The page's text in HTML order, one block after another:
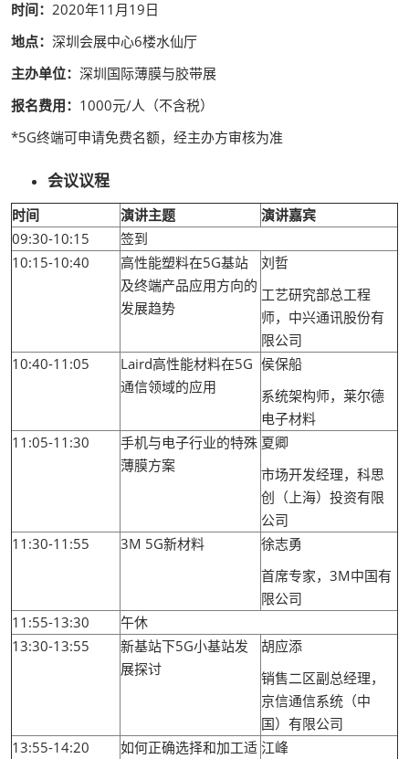
时间： 2020年11月19日
地点： 深圳会展中心6楼水仙厅
主办单位： 深圳国际薄膜与胶带展
报名费用： 1000元/人（不含税）
*5G终端可申请免费名额，经主办方审核为准
会议议程
时间 演讲主题
演讲嘉宾
09:30-10:15
签到
10:15-10:40
高性能塑料在5G基站
及终端产品应用方向的
发展趋势
刘哲
工艺研究部总工程
师，中兴通讯股份有
限公司
10:40-11:05
Laird高性能材料在5G
通信领域的应用
侯保船
系统架构师，莱尔德
电子材料
11:05-11:30
手机与电子行业的特殊
薄膜方案
夏卿
市场开发经理，科思
创（上海）投资有限
公司
11:30-11:55
3M 5G新材料
徐志勇
首席专家，3M中国有
限公司
11:55-13:30
午休
13:30-13:55
新基站下5G小基站发
展探讨
胡应添
销售二区副总经理，
京信通信系统（中
国）有限公司
13:55-14:20
如何正确选择和加工适 江峰